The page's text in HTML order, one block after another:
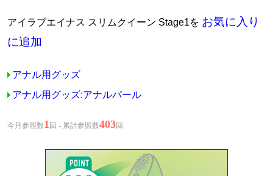
アイラブエイナス スリムクイーン Stage1を お気に入り
に追加
アナル用グッズ
アナル用グッズ:アナルパール
今月参照数1 回 - 累計参照数403回